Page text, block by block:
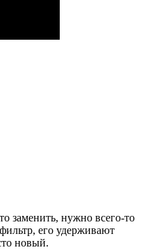
заменить, нужно всего-то
его удерживают
новый.